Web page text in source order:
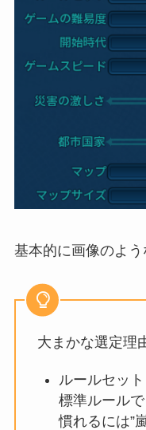
基本的に画像のよう
大まかな選定理
ルールセッ
標準ルール
慣れるには”